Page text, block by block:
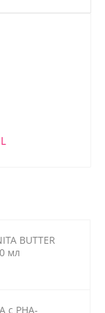
BUTTER
мл
с РНА-